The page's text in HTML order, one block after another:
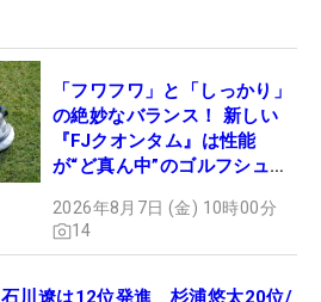
「フワフワ」と「しっかり」
の絶妙なバランス！ 新しい
『FJクオンタム』は性能
が“ど真ん中”のゴルフシュー
2026年8月7日 (金) 10時00分
14
石川遼は12位発進 杉浦悠太20位/